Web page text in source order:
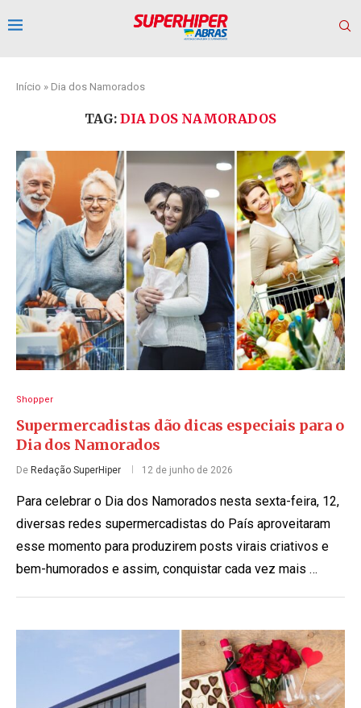
Início » Dia dos Namorados
TAG: DIA DOS NAMORADOS
Shopper
Supermercadistas dão dicas especiais para o
Dia dos Namorados
De Redação SuperHiper 12 de junho de 2026
Para celebrar o Dia dos Namorados nesta sexta-feira, 12,
diversas redes supermercadistas do País aproveitaram
esse momento para produzirem posts virais criativos e
bem-humorados e assim, conquistar cada vez mais …